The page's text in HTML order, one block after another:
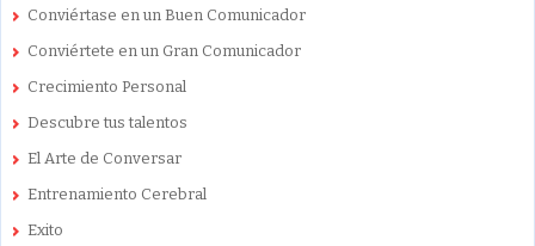
Conviértase en un Buen Comunicador
Conviértete en un Gran Comunicador
Crecimiento Personal
Descubre tus talentos
El Arte de Conversar
Entrenamiento Cerebral
Exito